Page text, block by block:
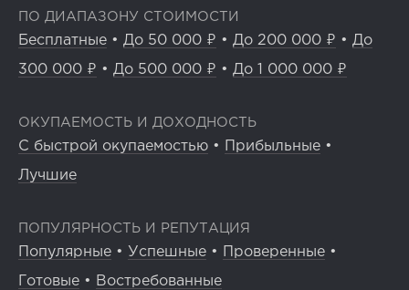
ПО ДИАПАЗОНУ СТОИМОСТИ
Бесплатные • До 50 000 ₽ • До 200 000 ₽ • До
300 000 ₽ • До 500 000 ₽ • До 1 000 000 ₽
ОКУПАЕМОСТЬ И ДОХОДНОСТЬ
С быстрой окупаемостью • Прибыльные •
Лучшие
ПОПУЛЯРНОСТЬ И РЕПУТАЦИЯ
Популярные • Успешные • Проверенные •
Готовые • Востребованные